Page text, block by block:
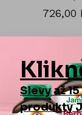
726,00